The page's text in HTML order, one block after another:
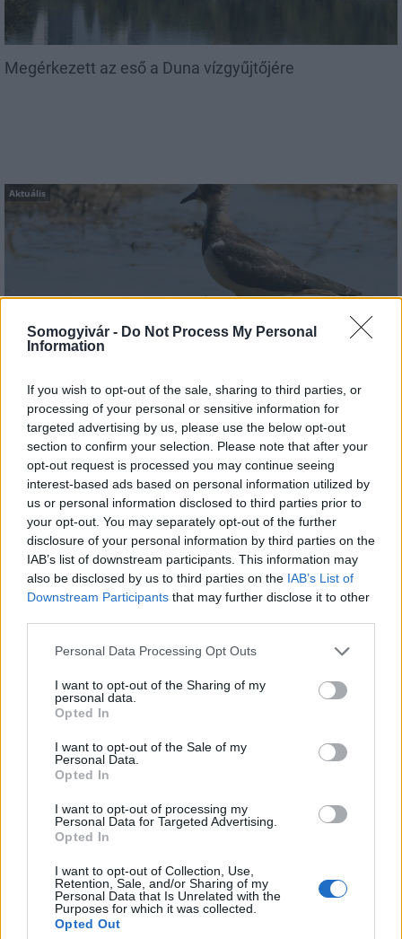
Somogyivár - Do Not Process My Personal
Information
If you wish to opt-out of the sale, sharing to third parties, or
processing of your personal or sensitive information for
targeted advertising by us, please use the below opt-out
section to confirm your selection. Please note that after your
opt-out request is processed you may continue seeing
interest-based ads based on personal information utilized by
us or personal information disclosed to third parties prior to
your opt-out. You may separately opt-out of the further
disclosure of your personal information by third parties on the
IAB’s list of downstream participants. This information may
also be disclosed by us to third parties on the IAB’s List of
Downstream Participants that may further disclose it to other
Please note that this website/app uses one or more Google
not limited to your visit or usage behaviour. You may click to
grant or deny consent to Google and its third-party tags to
use your data for below specified purposes in below Google
consent section.
Personal Data Processing Opt Outs
I want to opt-out of the Sharing of my
personal data.
Opted In
I want to opt-out of the Sale of my
Personal Data.
Opted In
I want to opt-out of processing my
Personal Data for Targeted Advertising.
Opted In
I want to opt-out of Collection, Use,
Retention, Sale, and/or Sharing of my
Personal Data that Is Unrelated with the
Purposes for which it was collected.
Opted Out
Megérkezett az eső a Duna vízgyűjtőjére
Aktuális
Hőség és vízhiány - itatók feltöltésével segítik a
Helyi hírek
MAGYAR ÉPÍTŐK